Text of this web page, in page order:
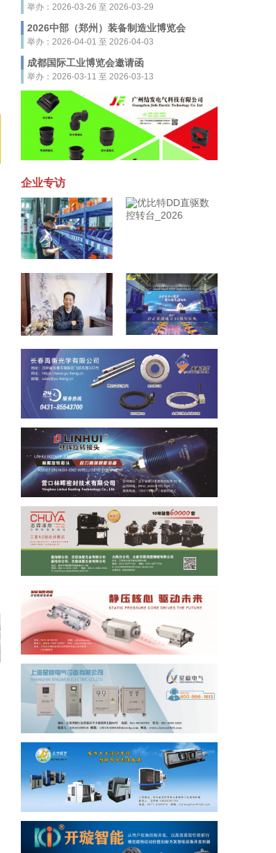
举办：2026-03-26 至 2026-03-29
2026中部（郑州）装备制造业博览会
举办：2026-04-01 至 2026-04-03
成都国际工业博览会邀请函
举办：2026-03-11 至 2026-03-13
企业专访